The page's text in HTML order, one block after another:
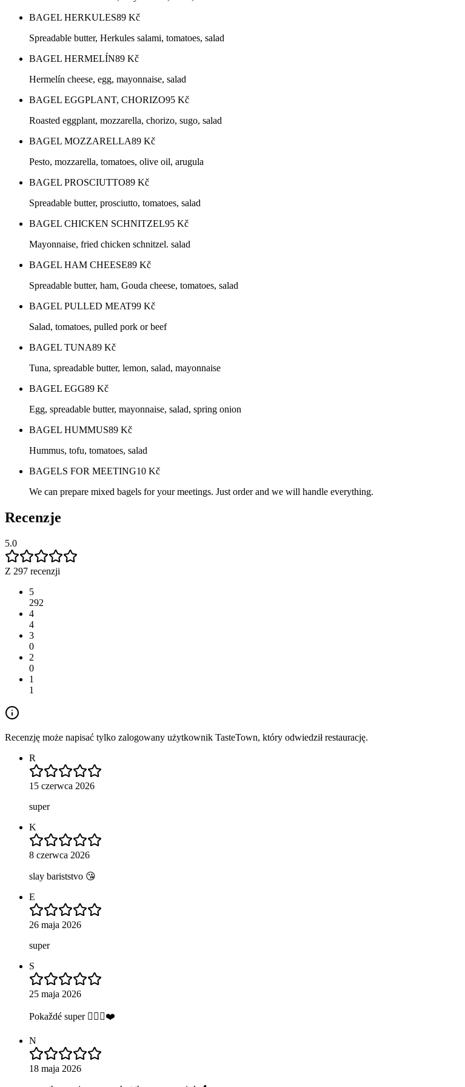
BAGEL HERKULES89 Kč
Spreadable butter, Herkules salami, tomatoes, salad
BAGEL HERMELÍN89 Kč
Hermelín cheese, egg, mayonnaise, salad
BAGEL EGGPLANT, CHORIZO95 Kč
Roasted eggplant, mozzarella, chorizo, sugo, salad
BAGEL MOZZARELLA89 Kč
Pesto, mozzarella, tomatoes, olive oil, arugula
BAGEL PROSCIUTTO89 Kč
Spreadable butter, prosciutto, tomatoes, salad
BAGEL CHICKEN SCHNITZEL95 Kč
Mayonnaise, fried chicken schnitzel. salad
BAGEL HAM CHEESE89 Kč
Spreadable butter, ham, Gouda cheese, tomatoes, salad
BAGEL PULLED MEAT99 Kč
Salad, tomatoes, pulled pork or beef
BAGEL TUNA89 Kč
Tuna, spreadable butter, lemon, salad, mayonnaise
BAGEL EGG89 Kč
Egg, spreadable butter, mayonnaise, salad, spring onion
BAGEL HUMMUS89 Kč
Hummus, tofu, tomatoes, salad
BAGELS FOR MEETING10 Kč
We can prepare mixed bagels for your meetings. Just order and we will handle everything.
Recenzje
5.0
Z 297 recenzji
5
292
4
4
3
0
2
0
1
1
Recenzję może napisać tylko zalogowany użytkownik TasteTown, który odwiedził restaurację.
R
15 czerwca 2026
super
K
8 czerwca 2026
slay bariststvo 😘
E
26 maja 2026
super
S
25 maja 2026
Pokaždé super 👌🏼💋❤️
N
18 maja 2026